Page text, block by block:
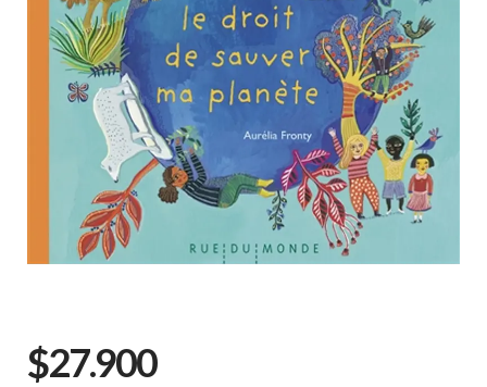
$27.900